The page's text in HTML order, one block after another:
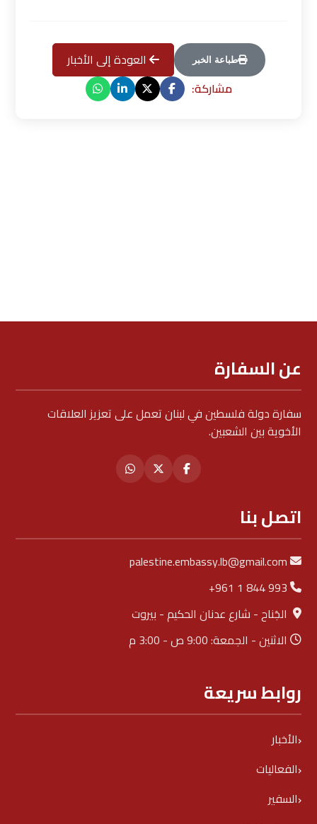
العودة إلى الأخبار طباعة الخبر
مشاركة:
عن السفارة
سفارة دولة فلسطين في لبنان تعمل على تعزيز العلاقات
الأخوية بين الشعبين.
اتصل بنا
palestine.embassy.lb@gmail.com
+961 1 844 993
الجَناح - شارع عدنان الحكيم - بيروت
الاثنين - الجمعة: 9:00 ص - 3:00 م
روابط سريعة
الأخبار
الفعاليات
السفير